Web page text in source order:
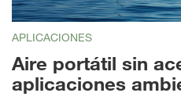
APLICACIONES
Aire portátil sin
aplicaciones